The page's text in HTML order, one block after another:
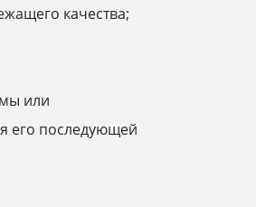
качества;
или
его последующей